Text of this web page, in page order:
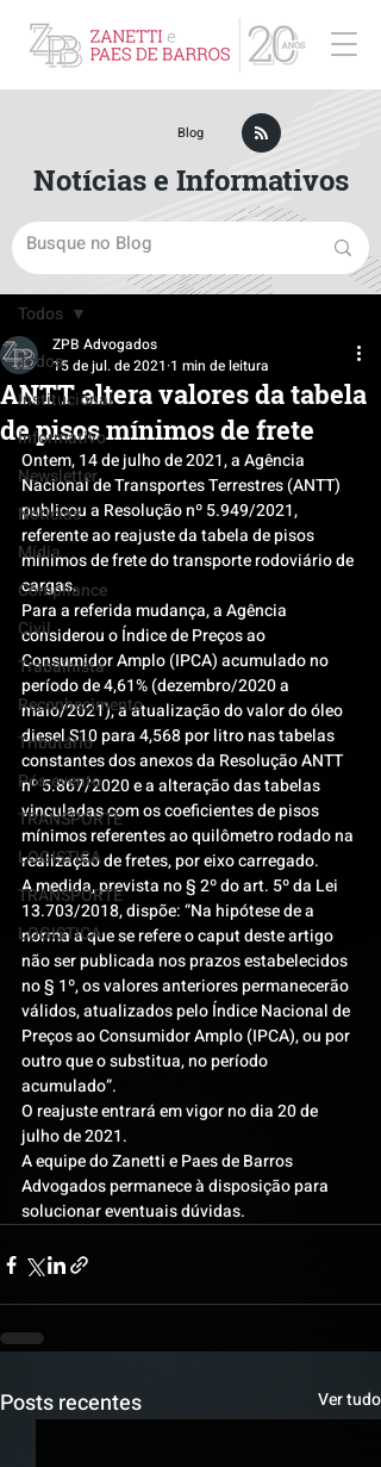
Post
Todos
Institucional
Informativo
Newsletter
Notícias
Mídia
Compliance
Civil
Trabalhista
Reconhecimento
Tributário
Pós-evento
TRANSPORTE
LOGISTICA
TRANSPORTE
LOGISTICA
Todos
ANTT altera valores da tabela
de pisos mínimos de frete
ZPB Advogados
15 de jul. de 2021 1 min de leitura
Ontem, 14 de julho de 2021, a Agência
Nacional de Transportes Terrestres (ANTT)
publicou a Resolução nº 5.949/2021,
referente ao reajuste da tabela de pisos
mínimos de frete do transporte rodoviário de
cargas.
Para a referida mudança, a Agência
considerou o Índice de Preços ao
Consumidor Amplo (IPCA) acumulado no
período de 4,61% (dezembro/2020 a
maio/2021), a atualização do valor do óleo
diesel S10 para 4,568 por litro nas tabelas
constantes dos anexos da Resolução ANTT
nº 5.867/2020 e a alteração das tabelas
vinculadas com os coeﬁcientes de pisos
mínimos referentes ao quilômetro rodado na
realização de fretes, por eixo carregado.
A medida, prevista no § 2º do art. 5º da Lei
13.703/2018, dispõe: “Na hipótese de a
norma a que se refere o caput deste artigo
não ser publicada nos prazos estabelecidos
no § 1º, os valores anteriores permanecerão
válidos, atualizados pelo Índice Nacional de
Preços ao Consumidor Amplo (IPCA), ou por
outro que o substitua, no período
acumulado”.
O reajuste entrará em vigor no dia 20 de
julho de 2021.
A equipe do Zanetti e Paes de Barros
Advogados permanece à disposição para
solucionar eventuais dúvidas.
Posts recentes Ver tudo
Blog
Notícias e Informativos